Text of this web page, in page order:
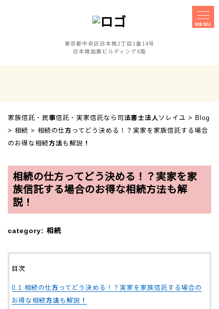
東京都中央区日本橋2丁目1番14号
日本橋加藤ビルディング6階家族信託
事業承継対策
セミナー
相談会
お客様の声 採用案内
アクセス
テレビ電話面談
説明動画
MENU
家族信託・民事信託・実家信託なら司法書士法人ソレイユ > Blog
> 相続 > 相続の仕方ってどう決める！？実家を家族信託する場合
のお得な相続方法も解説！
相続の仕方ってどう決める！？実家を家
族信託する場合のお得な相続方法も解
説！
category: 相続
目次
0.1 相続の仕方ってどう決める！？実家を家族信託する場合の
お得な相続方法も解説！